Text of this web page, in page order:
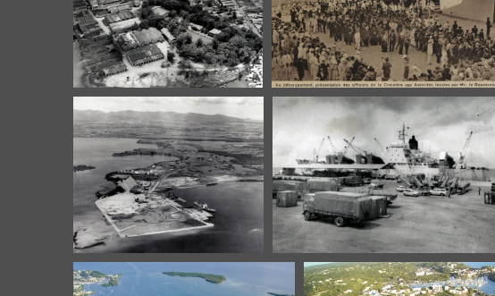
décharger les régimes de
banane
Fonds Pierret 7 Usine
Darboussier
Débarquement présentation des
officiels de la Croisière aux Autorités
locales par Mr. le Gouverneur Bouge
(Au)
Les travaux de poldérisation
Le quai bananier à Basse-Terre